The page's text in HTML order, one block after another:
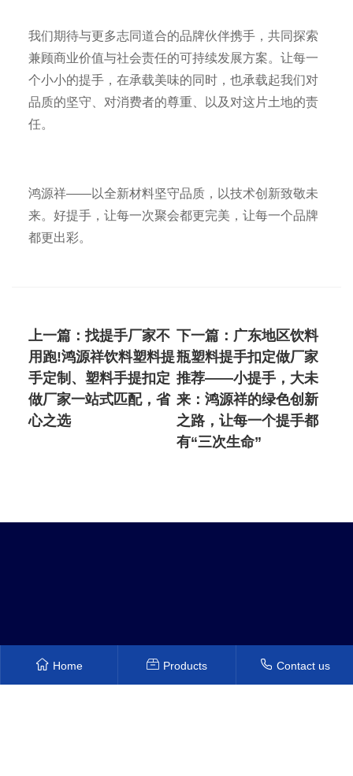
我们期待与更多志同道合的品牌伙伴携手，共同探索
兼顾商业价值与社会责任的可持续发展方案。让每一
个小小的提手，在承载美味的同时，也承载起我们对
品质的坚守、对消费者的尊重、以及对这片土地的责
任。
鸿源祥——以全新材料坚守品质，以技术创新致敬未
来。好提手，让每一次聚会都更完美，让每一个品牌
都更出彩。
上一篇： 找提手厂家不
用跑!鸿源祥饮料塑料提
手定制、塑料手提扣定
做厂家一站式匹配，省
心之选
下一篇： 广东地区饮料
瓶塑料提手扣定做厂家
推荐——小提手，大未
来：鸿源祥的绿色创新
之路，让每一个提手都
有“三次生命”
Home Products Contact us